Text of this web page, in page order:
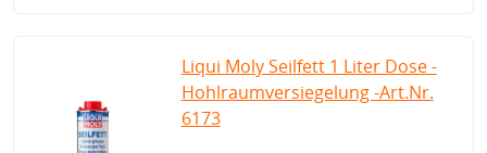
Liqui Moly Seilfett 1 Liter Dose -
Hohlraumversiegelung -Art.Nr.
6173